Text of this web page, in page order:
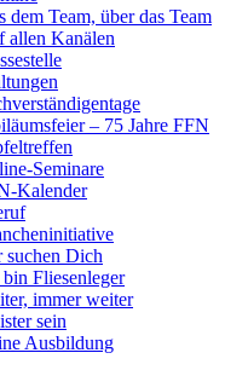
dem Team, über das Team
allen Kanälen
– 75 Jahre FFN
Seminare
Kalender
suchen Dich
Fliesenleger
immer weiter
sein
Ausbildung